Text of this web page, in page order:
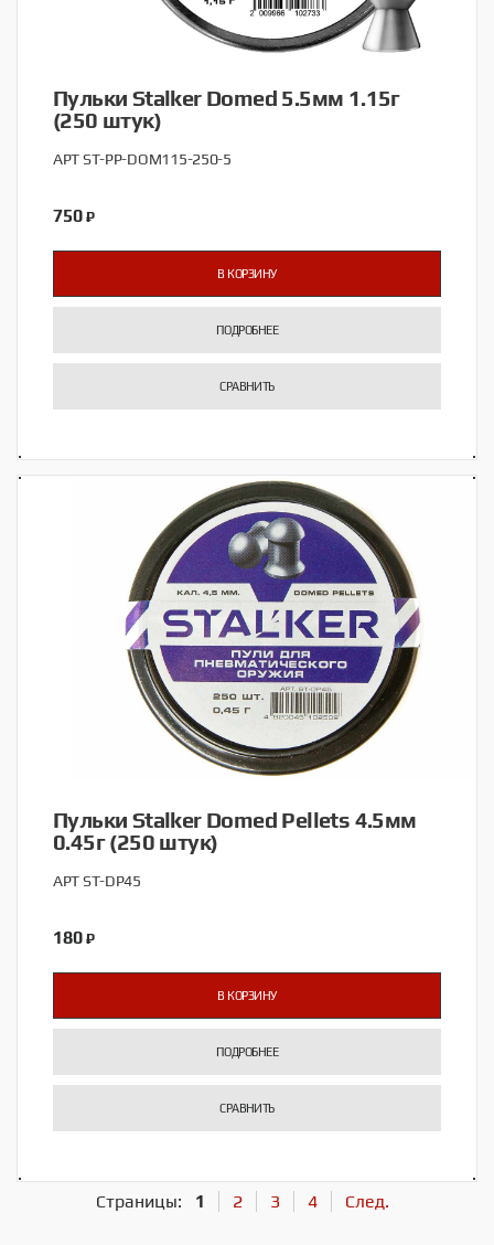
Пульки Stalker Domed 5.5мм 1.15г
(250 штук)
АРТ ST-PP-DOM115-250-5
750 ₽
В КОРЗИНУ
ПОДРОБНЕЕ
СРАВНИТЬ
Пульки Stalker Domed Pellets 4.5мм
0.45г (250 штук)
АРТ ST-DP45
180 ₽
В КОРЗИНУ
ПОДРОБНЕЕ
СРАВНИТЬ
Страницы: 1 2 3 4 След.